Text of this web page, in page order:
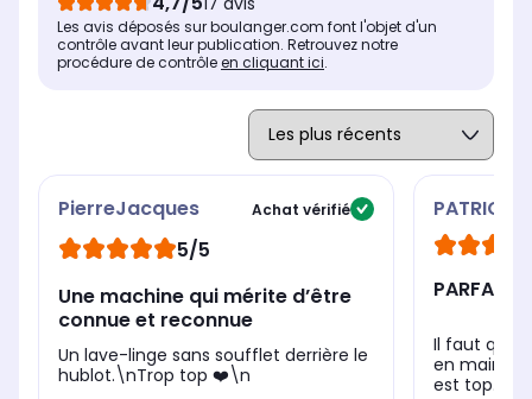
Non
Les avis déposés sur boulanger.com font l'objet d'un
contrôle avant leur publication. Retrouvez notre
procédure de contrôleen cliquant ici.
PierreJacques Achat vérifié
5/5
Une machine qui mérite d’être
connue et reconnue
Un lave-linge sans soufflet derrière le
hublot.\nTrop top ❤️\n
PATRICIA
PARFAIT
Il faut
en main ce
est top.